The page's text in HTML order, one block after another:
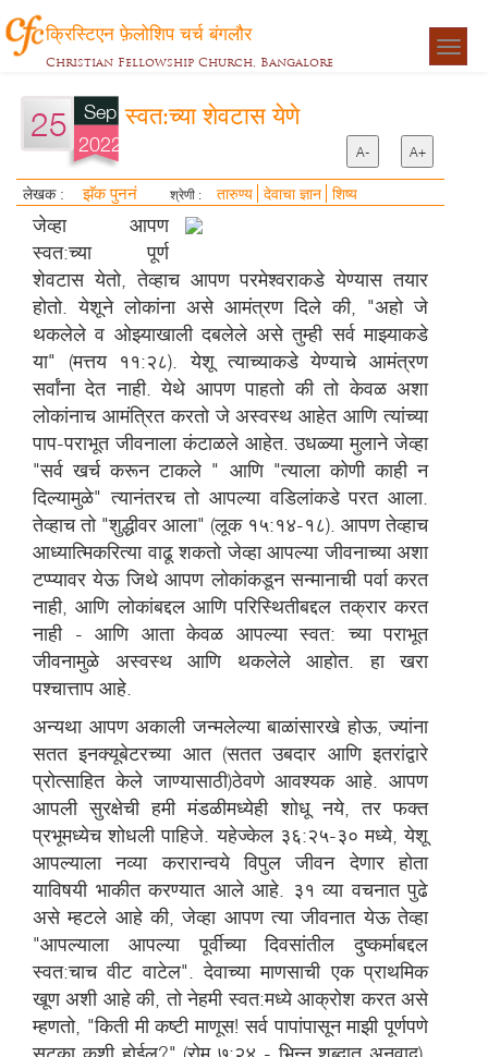
क्रिस्टिएन फ़ेलोशिप चर्च बंगलौर
Christian Fellowship Church, Bangalore
25
Sep
2022
स्वत:च्या शेवटास येणे
A- A+
लेखक : झॅक पुननं श्रेणी : तारुण्य देवाचा ज्ञान शिष्य
जेव्हा आपण
स्वत:च्या पूर्ण
शेवटास येतो, तेव्हाच आपण परमेश्वराकडे येण्यास तयार
होतो. येशूने लोकांना असे आमंत्रण दिले की, "अहो जे
थकलेले व ओझ्याखाली दबलेले असे तुम्ही सर्व माझ्याकडे
या" (मत्तय ११:२८). येशू त्याच्याकडे येण्याचे आमंत्रण
सर्वांना देत नाही. येथे आपण पाहतो की तो केवळ अशा
लोकांनाच आमंत्रित करतो जे अस्वस्थ आहेत आणि त्यांच्या
पाप-पराभूत जीवनाला कंटाळले आहेत. उधळ्या मुलाने जेव्हा
"सर्व खर्च करून टाकले " आणि "त्याला कोणी काही न
दिल्यामुळे" त्यानंतरच तो आपल्या वडिलांकडे परत आला.
तेव्हाच तो "शुद्धीवर आला" (लूक १५:१४-१८). आपण तेव्हाच
आध्यात्मिकरित्या वाढू शकतो जेव्हा आपल्या जीवनाच्या अशा
टप्प्यावर येऊ जिथे आपण लोकांकडून सन्मानाची पर्वा करत
नाही, आणि लोकांबद्दल आणि परिस्थितीबद्दल तक्रार करत
नाही - आणि आता केवळ आपल्या स्वत: च्या पराभूत
जीवनामुळे अस्वस्थ आणि थकलेले आहोत. हा खरा
पश्चात्ताप आहे.
अन्यथा आपण अकाली जन्मलेल्या बाळांसारखे होऊ, ज्यांना
सतत इनक्यूबेटरच्या आत (सतत उबदार आणि इतरांद्वारे
प्रोत्साहित केले जाण्यासाठी)ठेवणे आवश्यक आहे. आपण
आपली सुरक्षेची हमी मंडळीमध्येही शोधू नये, तर फक्त
प्रभूमध्येच शोधली पाहिजे. यहेज्केल ३६:२५-३० मध्ये, येशू
आपल्याला नव्या करारान्वये विपुल जीवन देणार होता
याविषयी भाकीत करण्यात आले आहे. ३१ व्या वचनात पुढे
असे म्हटले आहे की, जेव्हा आपण त्या जीवनात येऊ तेव्हा
"आपल्याला आपल्या पूर्वीच्या दिवसांतील दुष्कर्माबद्दल
स्वत:चाच वीट वाटेल". देवाच्या माणसाची एक प्राथमिक
खूण अशी आहे की, तो नेहमी स्वत:मध्ये आक्रोश करत असे
म्हणतो, "किती मी कष्टी माणूस! सर्व पापांपासून माझी पूर्णपणे